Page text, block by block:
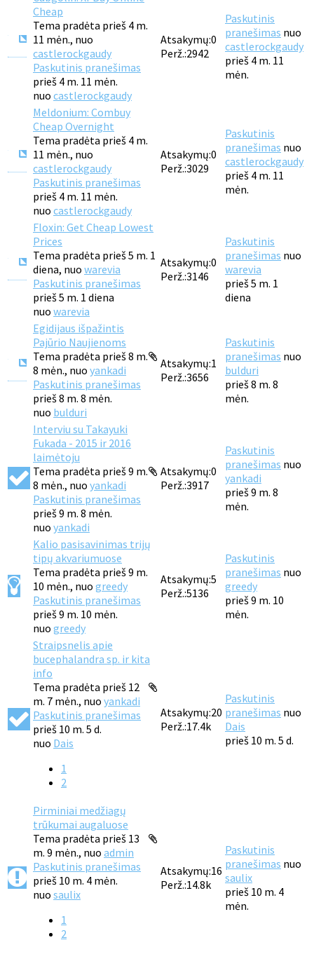
Cheap
Tema pradėta prieš 4 m.
11 mėn., nuo
castlerockgaudy
Paskutinis pranešimas
prieš 4 m. 11 mėn.
nuo castlerockgaudy
Atsakymų:0
Perž.:2942
Paskutinis
pranešimas nuo
castlerockgaudy
prieš 4 m. 11
mėn.
Meldonium: Combuy
Cheap Overnight
Tema pradėta prieš 4 m.
11 mėn., nuo
castlerockgaudy
Paskutinis pranešimas
prieš 4 m. 11 mėn.
nuo castlerockgaudy
Atsakymų:0
Perž.:3029
Paskutinis
pranešimas nuo
castlerockgaudy
prieš 4 m. 11
mėn.
Floxin: Get Cheap Lowest
Prices
Tema pradėta prieš 5 m. 1
diena, nuo warevia
Paskutinis pranešimas
prieš 5 m. 1 diena
nuo warevia
Atsakymų:0
Perž.:3146
Paskutinis
pranešimas nuo
warevia
prieš 5 m. 1
diena
Egidijaus išpažintis
Pajūrio Naujienoms
Tema pradėta prieš 8 m.
8 mėn., nuo yankadi
Paskutinis pranešimas
prieš 8 m. 8 mėn.
nuo bulduri
Atsakymų:1
Perž.:3656
Paskutinis
pranešimas nuo
bulduri
prieš 8 m. 8
mėn.
Interviu su Takayuki
Fukada - 2015 ir 2016
laimėtoju
Tema pradėta prieš 9 m.
8 mėn., nuo yankadi
Paskutinis pranešimas
prieš 9 m. 8 mėn.
nuo yankadi
Atsakymų:0
Perž.:3917
Paskutinis
pranešimas nuo
yankadi
prieš 9 m. 8
mėn.
Kalio pasisavinimas trijų
tipų akvariumuose
Tema pradėta prieš 9 m.
10 mėn., nuo greedy
Paskutinis pranešimas
prieš 9 m. 10 mėn.
nuo greedy
Atsakymų:5
Perž.:5136
Paskutinis
pranešimas nuo
greedy
prieš 9 m. 10
mėn.
Straipsnelis apie
bucephalandra sp. ir kita
info
Tema pradėta prieš 12
m. 7 mėn., nuo yankadi
Paskutinis pranešimas
prieš 10 m. 5 d.
nuo Dais
1
2
Atsakymų:20
Perž.:17.4k
Paskutinis
pranešimas nuo
Dais
prieš 10 m. 5 d.
Pirminiai medžiagų
trūkumai augaluose
Tema pradėta prieš 13
m. 9 mėn., nuo admin
Paskutinis pranešimas
prieš 10 m. 4 mėn.
nuo saulix
1
2
Atsakymų:16
Perž.:14.8k
Paskutinis
pranešimas nuo
saulix
prieš 10 m. 4
mėn.